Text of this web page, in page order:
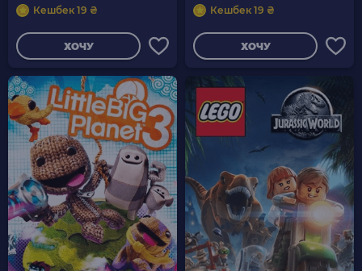
Кешбек 19 ₴
ХОЧУ
Кешбек 19 ₴
ХОЧУ